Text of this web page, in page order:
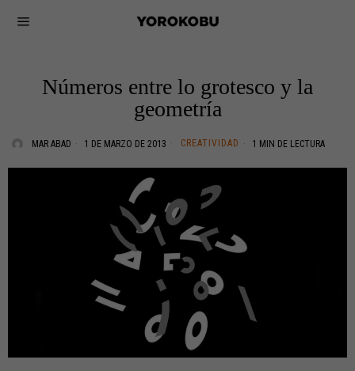
Números entre lo grotesco y la
geometría
MAR ABAD 1 DE MARZO DE 2013 CREATIVIDAD 1 MIN DE LECTURA